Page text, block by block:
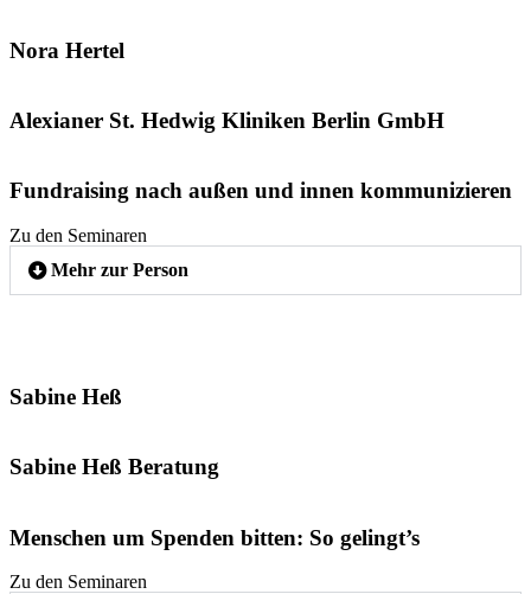
Nora Hertel
Alexianer St. Hedwig Kliniken Berlin GmbH
Fundraising nach außen und innen kommunizieren
Zu den Seminaren
Mehr zur Person
Sabine Heß
Sabine Heß Beratung
Menschen um Spenden bitten: So gelingt’s
Zu den Seminaren